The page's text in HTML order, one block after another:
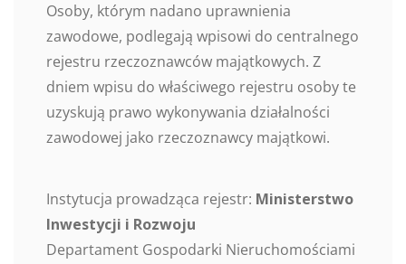
Osoby, którym nadano uprawnienia
zawodowe, podlegają wpisowi do centralnego
rejestru rzeczoznawców majątkowych. Z
dniem wpisu do właściwego rejestru osoby te
uzyskują prawo wykonywania działalności
zawodowej jako rzeczoznawcy majątkowi.
Instytucja prowadząca rejestr: Ministerstwo
Inwestycji i Rozwoju
Departament Gospodarki Nieruchomościami